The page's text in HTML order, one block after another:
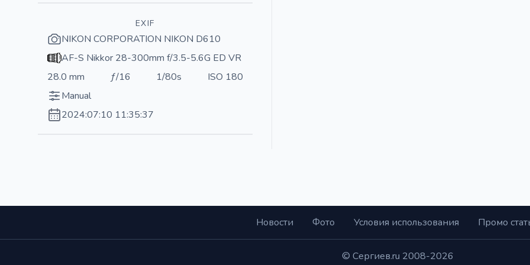
EXIF
NIKON CORPORATION NIKON D610
AF-S Nikkor 28-300mm f/3.5-5.6G ED VR
28.0 mm
ƒ/16 1/80s
ISO 180
Manual
2024:07:10 11:35:37
Новости Фото Условия использования Промо
© Сергиев.ru 2008-2026